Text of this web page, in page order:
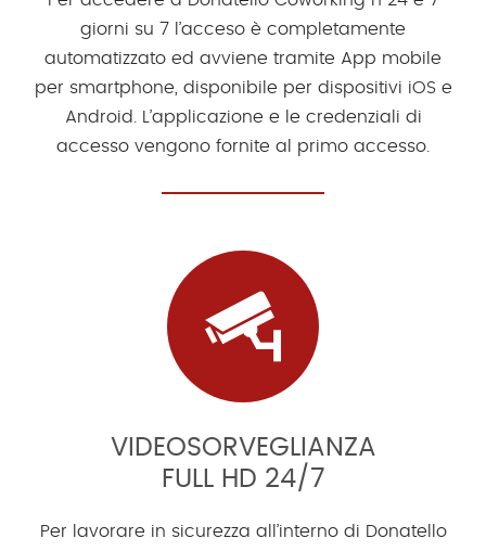
giorni su 7 l’acceso è completamente
automatizzato ed avviene tramite App mobile
per smartphone, disponibile per dispositivi iOS e
Android. L’applicazione e le credenziali di
accesso vengono fornite al primo accesso.
VIDEOSORVEGLIANZA
FULL HD 24/7
Per lavorare in sicurezza all’interno di Donatello